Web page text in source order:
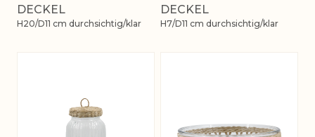
DECKEL
H20/D11 cm durchsichtig/klar
DECKEL
H7/D11 cm durchsichtig/klar